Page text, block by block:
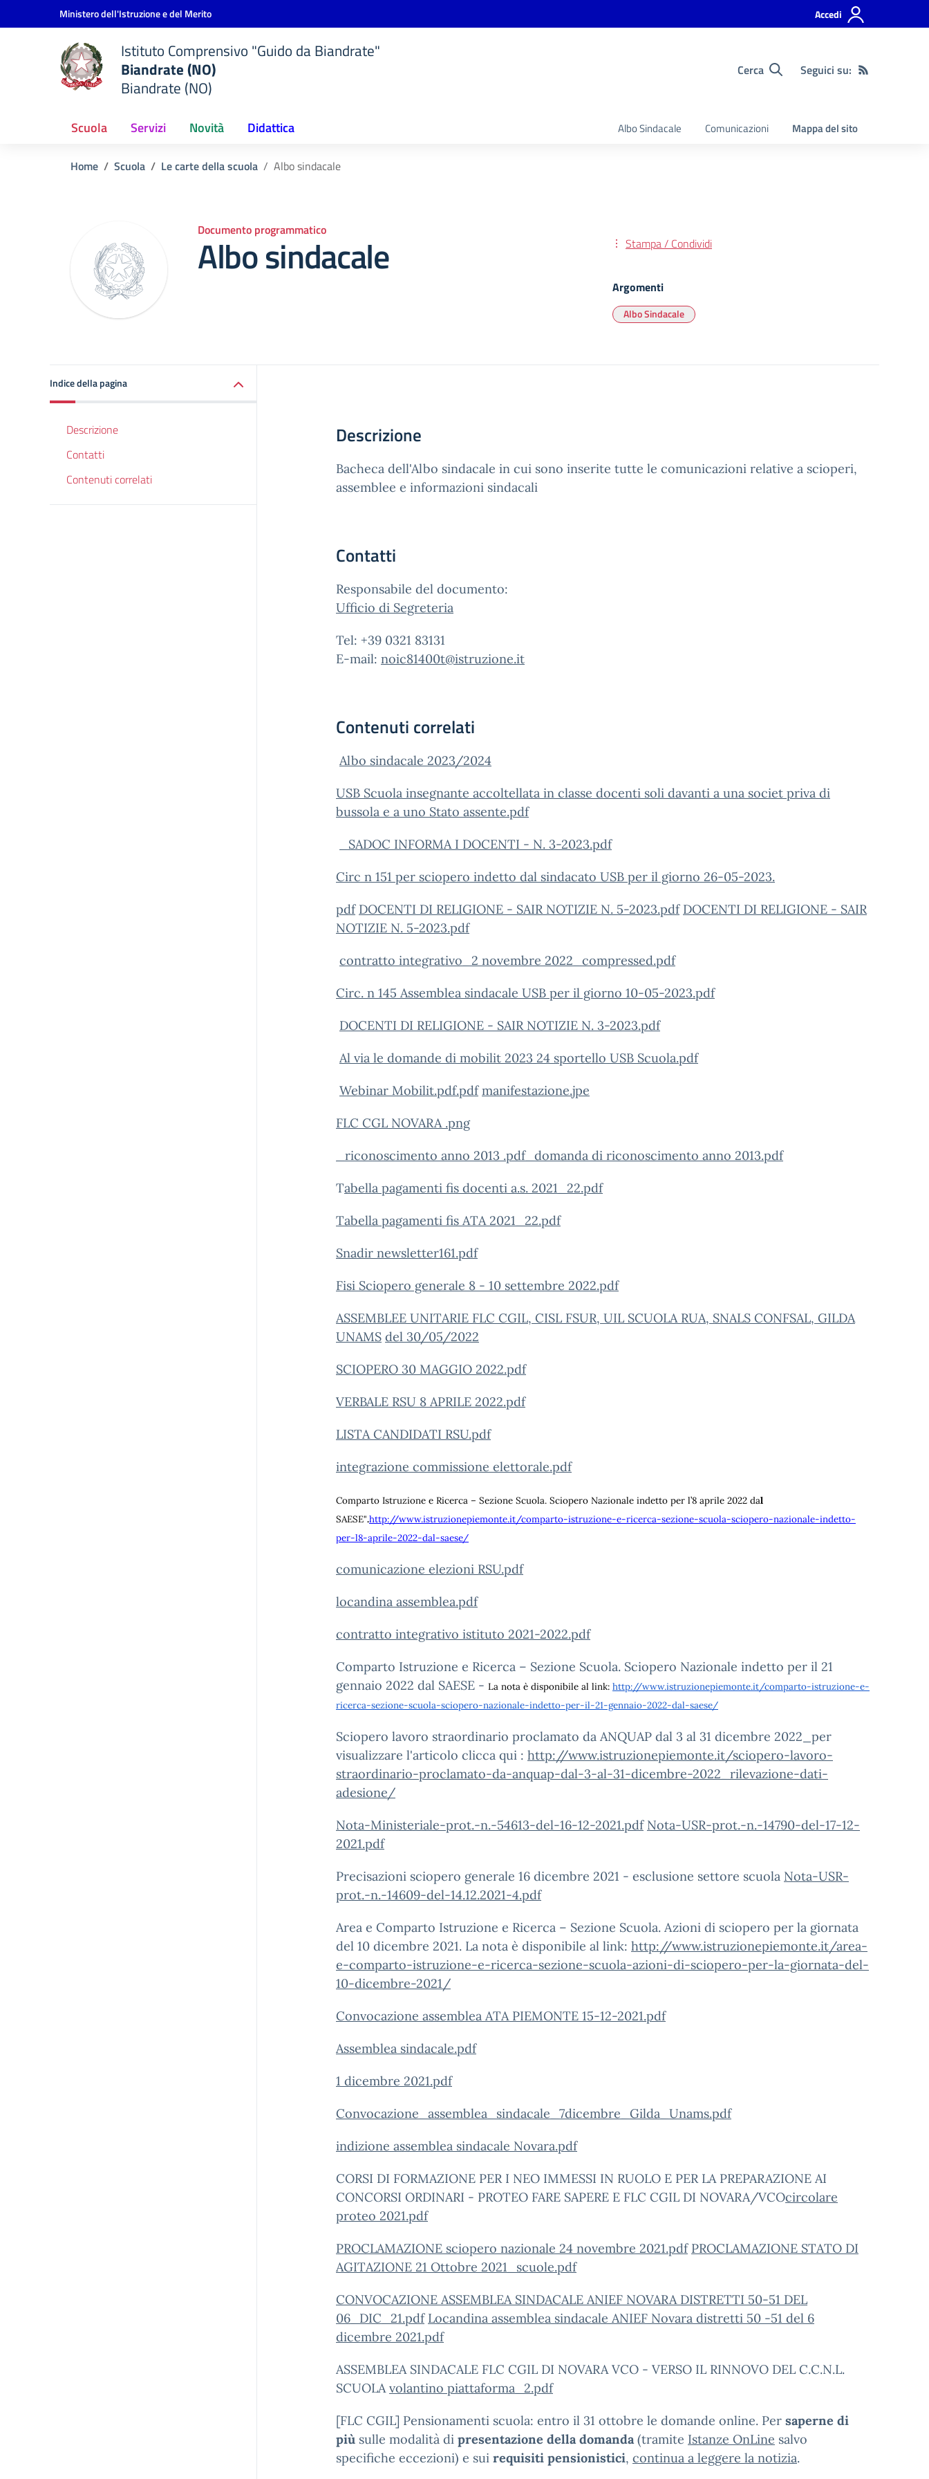
Vai ai contenuti
Vai al menu di navigazioneMinistero dell'Istruzione e del Merito Accedi
Istituto Comprensivo "Guido da Biandrate"
Biandrate (NO)
Biandrate (NO)
Cerca Seguici su:
Scuola Servizi Novità Didattica Albo Sindacale Comunicazioni Mappa del sito
Home Scuola Le carte della scuola Albo sindacale
Documento programmatico
Albo sindacale Stampa / Condividi
Argomenti
Albo Sindacale
Indice della pagina
Descrizione
Contatti
Contenuti correlati
Descrizione
Bacheca dell'Albo sindacale in cui sono inserite tutte le comunicazioni relative a scioperi,
assemblee e informazioni sindacali
Contatti
Responsabile del documento:
Ufficio di Segreteria
Tel: +39 0321 83131
E-mail: noic81400t@istruzione.it
Contenuti correlati
Albo sindacale 2023/2024
USB Scuola insegnante accoltellata in classe docenti soli davanti a una societ priva di
bussola e a uno Stato assente.pdf
_SADOC INFORMA I DOCENTI - N. 3-2023.pdf
Circ n 151 per sciopero indetto dal sindacato USB per il giorno 26-05-2023.
pdf DOCENTI DI RELIGIONE - SAIR NOTIZIE N. 5-2023.pdf DOCENTI DI RELIGIONE - SAIR
NOTIZIE N. 5-2023.pdf
contratto integrativo_2 novembre 2022_compressed.pdf
Circ. n 145 Assemblea sindacale USB per il giorno 10-05-2023.pdf
DOCENTI DI RELIGIONE - SAIR NOTIZIE N. 3-2023.pdf
Al via le domande di mobilit 2023 24 sportello USB Scuola.pdf
Webinar Mobilit.pdf.pdf manifestazione.jpe
FLC CGL NOVARA .png
_riconoscimento anno 2013 .pdf_domanda di riconoscimento anno 2013.pdf
Tabella pagamenti fis docenti a.s. 2021_22.pdf
Tabella pagamenti fis ATA 2021_22.pdf
Snadir newsletter161.pdf
Fisi Sciopero generale 8 - 10 settembre 2022.pdf
ASSEMBLEE UNITARIE FLC CGIL, CISL FSUR, UIL SCUOLA RUA, SNALS CONFSAL, GILDA
UNAMS del 30/05/2022
SCIOPERO 30 MAGGIO 2022.pdf
VERBALE RSU 8 APRILE 2022.pdf
LISTA CANDIDATI RSU.pdf
integrazione commissione elettorale.pdf
Comparto Istruzione e Ricerca – Sezione Scuola. Sciopero Nazionale indetto per l’8 aprile 2022 dal
SAESE".http://www.istruzionepiemonte.it/comparto-istruzione-e-ricerca-sezione-scuola-sciopero-nazionale-indetto-
per-l8-aprile-2022-dal-saese/
comunicazione elezioni RSU.pdf
locandina assemblea.pdf
contratto integrativo istituto 2021-2022.pdf
Comparto Istruzione e Ricerca – Sezione Scuola. Sciopero Nazionale indetto per il 21
gennaio 2022 dal SAESE - La nota è disponibile al link: http://www.istruzionepiemonte.it/comparto-istruzione-e-
ricerca-sezione-scuola-sciopero-nazionale-indetto-per-il-21-gennaio-2022-dal-saese/
Sciopero lavoro straordinario proclamato da ANQUAP dal 3 al 31 dicembre 2022_per
visualizzare l'articolo clicca qui : http://www.istruzionepiemonte.it/sciopero-lavoro-
straordinario-proclamato-da-anquap-dal-3-al-31-dicembre-2022_rilevazione-dati-
adesione/
Nota-Ministeriale-prot.-n.-54613-del-16-12-2021.pdf Nota-USR-prot.-n.-14790-del-17-12-
2021.pdf
Precisazioni sciopero generale 16 dicembre 2021 - esclusione settore scuola Nota-USR-
prot.-n.-14609-del-14.12.2021-4.pdf
Area e Comparto Istruzione e Ricerca – Sezione Scuola. Azioni di sciopero per la giornata
del 10 dicembre 2021. La nota è disponibile al link: http://www.istruzionepiemonte.it/area-
e-comparto-istruzione-e-ricerca-sezione-scuola-azioni-di-sciopero-per-la-giornata-del-
10-dicembre-2021/
Convocazione assemblea ATA PIEMONTE 15-12-2021.pdf
Assemblea sindacale.pdf
1 dicembre 2021.pdf
Convocazione_assemblea_sindacale_7dicembre_Gilda_Unams.pdf
indizione assemblea sindacale Novara.pdf
CORSI DI FORMAZIONE PER I NEO IMMESSI IN RUOLO E PER LA PREPARAZIONE AI
CONCORSI ORDINARI - PROTEO FARE SAPERE E FLC CGIL DI NOVARA/VCOcircolare
proteo 2021.pdf
PROCLAMAZIONE sciopero nazionale 24 novembre 2021.pdf PROCLAMAZIONE STATO DI
AGITAZIONE 21 Ottobre 2021_scuole.pdf
CONVOCAZIONE ASSEMBLEA SINDACALE ANIEF NOVARA DISTRETTI 50-51 DEL
06_DIC_21.pdf Locandina assemblea sindacale ANIEF Novara distretti 50 -51 del 6
dicembre 2021.pdf
ASSEMBLEA SINDACALE FLC CGIL DI NOVARA VCO - VERSO IL RINNOVO DEL C.C.N.L.
SCUOLAvolantino piattaforma_2.pdf
[FLC CGIL] Pensionamenti scuola: entro il 31 ottobre le domande online. Per saperne di
più sulle modalità di presentazione della domanda(tramite Istanze OnLine salvo
specifiche eccezioni) e sui requisiti pensionistici, continua a leggere la notizia.